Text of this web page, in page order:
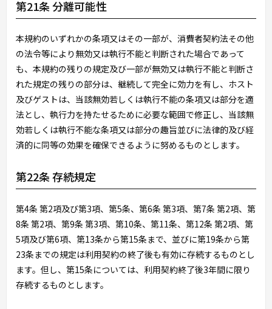
第21条 分離可能性
本規約のいずれかの条項又はその一部が、消費者契約法その他
の法令等により無効又は執行不能と判断された場合であって
も、本規約の残りの規定及び一部が無効又は執行不能と判断さ
れた規定の残りの部分は、継続して完全に効力を有し、ホスト
及びゲストは、当該無効若しくは執行不能の条項又は部分を適
法とし、執行力を持たせるために必要な範囲で修正し、当該無
効若しくは執行不能な条項又は部分の趣旨並びに法律的及び経
済的に同等の効果を確保できるように努めるものとします。
第22条 存続規定
第4条 第2項及び第3項、第5条、第6条 第3項、第7条 第2項、第
8条 第2項、第9条 第3項、第10条、第11条、第12条 第2項、第
5項及び第6項、第13条から第15条まで、並びに第19条から第
23条までの規定は利用契約の終了後も有効に存続するものとし
ます。但し、第15条については、利用契約終了後3年間に限り
存続するものとします。